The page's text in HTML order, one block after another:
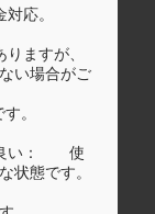
応。
ますが、
い場合がご
。
良い： 使
態です。